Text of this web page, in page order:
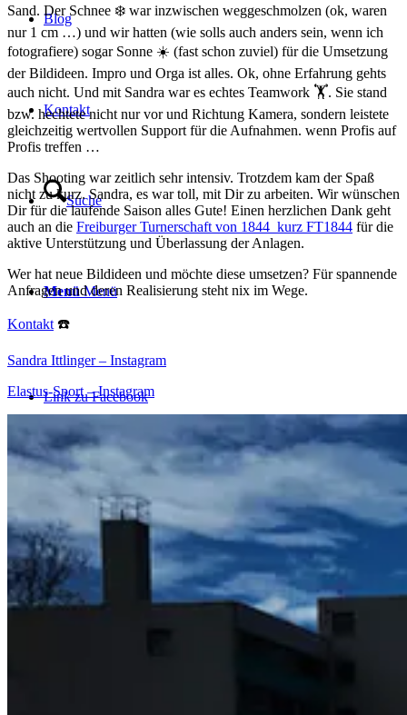
Blog
Kontakt
Suche
Menü Menü
Link zu Facebook
Link zu Pinterest
Link zu Instagram
Sand. Der Schnee ❄️ war inzwischen weggeschmolzen (ok, waren
nur 1 cm …) und wir hatten (wie solls auch anders sein, wenn ich
fotografiere) sogar Sonne ☀️ (fast schon zuviel) für die Umsetzung
der Bildideen. Impro und Orga ist alles. Ok, ohne Erfahrung gehts
auch nicht. Und mit Sandra war es echtes Teamwork 🏋️. Sie stand
bzw. hechtete nicht nur vor und Richtung Kamera, sondern leistete
gleichzeitig wertvollen Support für die Aufnahmen. wenn Profis auf
Profis treffen …
Das Shooting war zeitlich sehr intensiv. Trotzdem kam der Spaß
nicht zu kurz. Sandra, es war toll, mit Dir zu arbeiten. Wir wünschen
Dir für die laufende Saison alles Gute! Einen herzlichen Dank geht
auch an die Freiburger Turnerschaft von 1844 kurz FT1844 für die
aktive Unterstützung und Überlassung der Anlagen.
Wer hat neue Bildideen und möchte diese umsetzen? Für spannende
Anfragen und deren Realisierung steht nix im Wege.
Kontakt ☎️
Sandra Ittlinger – Instagram
Elastus-Sport – Instagram